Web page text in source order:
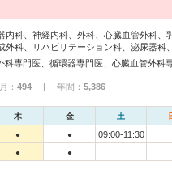
内科、神経内科、外科、心臓血管外科、
外科、リハビリテーション科、泌尿器科
494 | 年間： 5,386
木 金 土
● ●
09:00-11:30
● ●